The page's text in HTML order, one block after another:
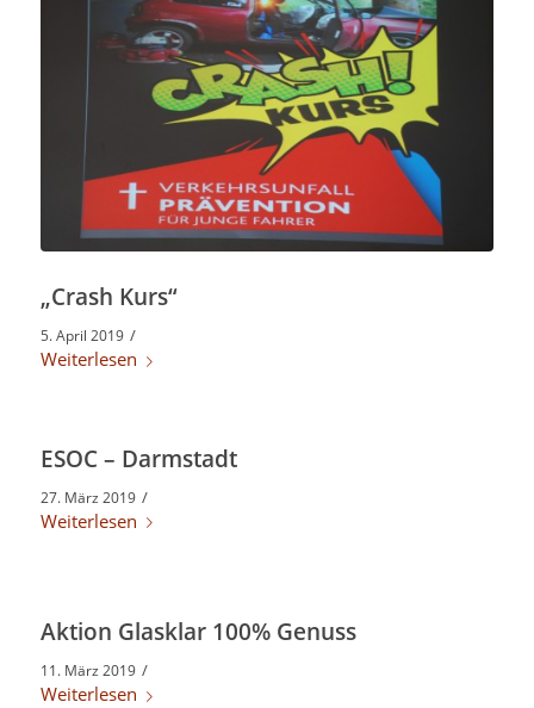
„Crash Kurs“
5. April 2019 /
Weiterlesen
ESOC – Darmstadt
27. März 2019 /
Weiterlesen
Aktion Glasklar 100% Genuss
11. März 2019 /
Weiterlesen